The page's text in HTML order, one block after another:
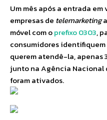
Um mês após a entrada
empresas de telemarketing
móvel com oprefixo 0303,
consumidores
querem atendê-la, apenas
junto na Agência
foram ativados.